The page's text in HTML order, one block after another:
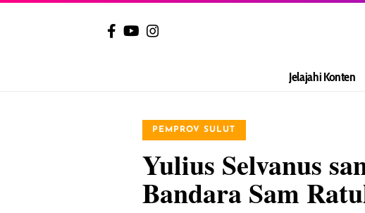
Jelajahi Konten
PEMPROV SULUT
Yulius Selvanus
Bandara Sam